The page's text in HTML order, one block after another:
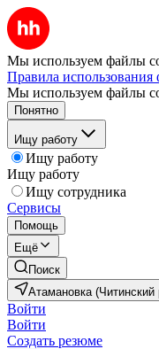
Мы используем файлы
Правила использования
Мы используем файлы
Понятно
Ищу работу
Ищу работу
Ищу работу
Ищу сотрудника
Сервисы
Помощь
Ещё
Поиск
Атамановка (Читинский
Войти
Войти
Создать резюме